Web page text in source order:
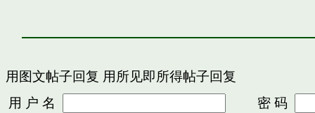
用图文帖子回复 用所见即所得帖子回复
用 户 名
密 码